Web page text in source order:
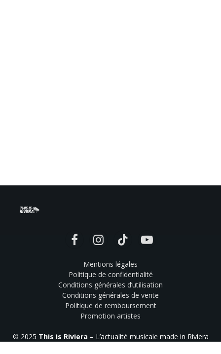
FacebookInstagramTikTok YouTube
Mentions légales
Politique de confidentialité
Conditions générales d’utilisation
Conditions générales de vente
Politique de remboursement
Promotion artistes
© 2025 This is Riviera – L’actualité musicale made in Riviera